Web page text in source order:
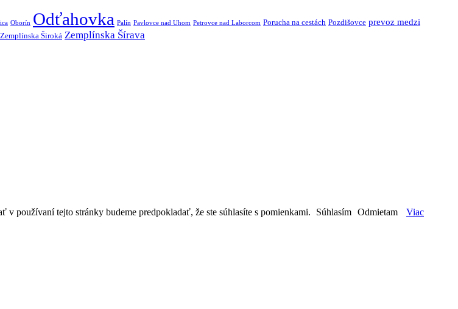
Oborín Odťahovka Palín Pavlovce nad Uhom Petrovce nad Laborcom Porucha na cestách Pozdišovce prevoz medzi
Zemplínska Široká Zemplínska Šírava
používaní tejto stránky budeme predpokladať, že ste súhlasíte s pomienkami.
Súhlasím Odmietam
Viac